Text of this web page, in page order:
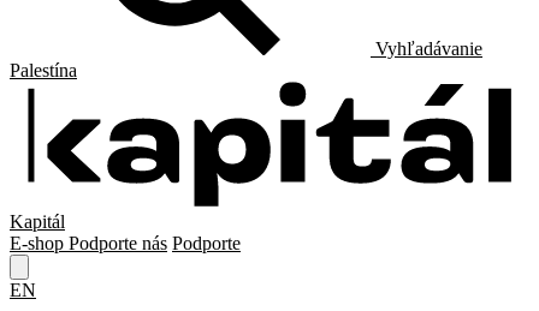
Vyhľadávanie
Palestína
Kapitál
E-shop Podporte nás Podporte
EN